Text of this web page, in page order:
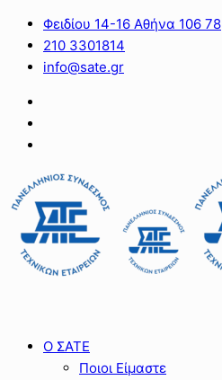
Φειδίου 14-16 Αθήνα 106 78
210 3301814
info@sate.gr
Ο ΣΑΤΕ
Ποιοι Είμαστε